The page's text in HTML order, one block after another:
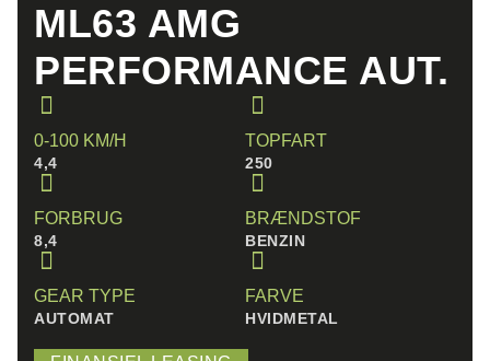
ML63 AMG
PERFORMANCE AUT.
0-100 KM/H
4,4
TOPFART
250
FORBRUG
8,4
BRÆNDSTOF
BENZIN
GEAR TYPE
AUTOMAT
FARVE
HVIDMETAL